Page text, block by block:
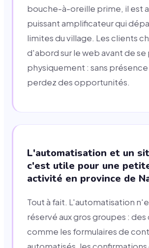
bouche-à-oreille prime, il est
puissant amplificateur qui
limites du village. Les clients
d'abord sur le web avant de
physiquement : sans
perdez des opportunités.
L'automatisation et un
c'est utile pour une
activité en province de
Tout à fait. L'automatisation
réservé aux gros groupes :
comme les formulaires de